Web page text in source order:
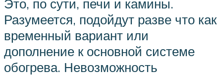
Это, по сути, печи и камины.
Разумеется, подойдут разве что как
временный вариант или
дополнение к основной системе
обогрева. Невозможность